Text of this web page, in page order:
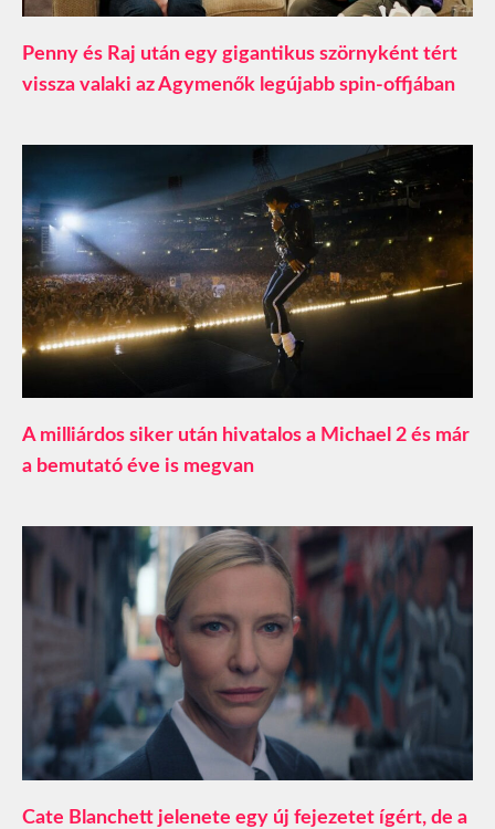
Penny és Raj után egy gigantikus szörnyként tért
vissza valaki az Agymenők legújabb spin-offjában
A milliárdos siker után hivatalos a Michael 2 és már
a bemutató éve is megvan
Cate Blanchett jelenete egy új fejezetet ígért, de a